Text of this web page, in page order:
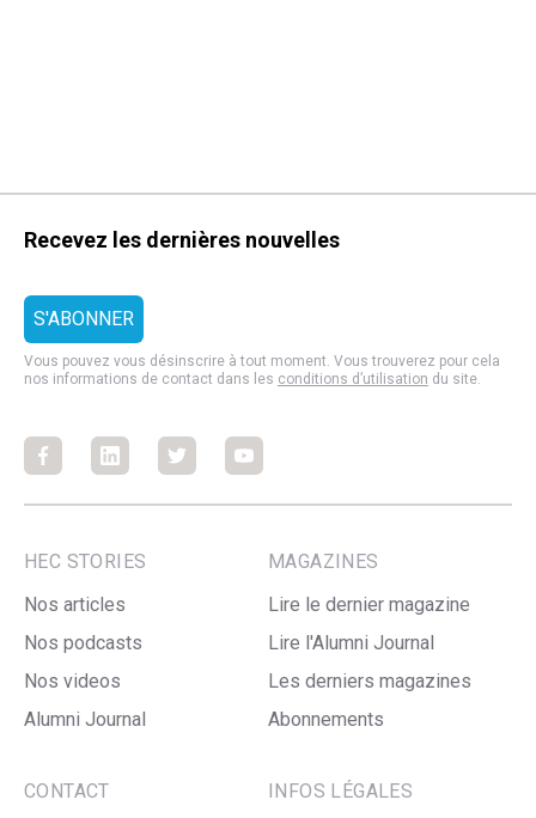
Recevez les dernières nouvelles
Vous pouvez vous désinscrire à tout moment. Vous trouverez pour cela
nos informations de contact dans les conditions d’utilisation du site.
FacebookFacebookFacebookFacebook
HEC STORIES
Nos articles
Nos podcasts
Nos videos
Alumni Journal
MAGAZINES
Lire le dernier magazine
Lire l'Alumni Journal
Les derniers magazines
Abonnements
CONTACT INFOS LÉGALES